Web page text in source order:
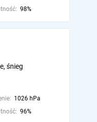
98%
śnieg
1026 hPa
96%